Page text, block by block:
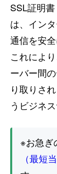
SSL証明
は、イン
通信を安
これによ
ーバー間
り取りさ
うビジネ
※お急ぎ
（最短